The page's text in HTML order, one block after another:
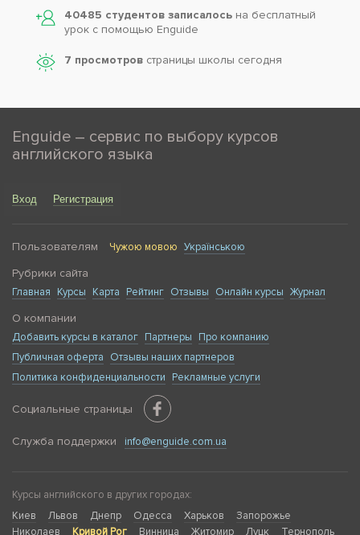
40485 студентов записалось на бесплатный
урок с помощью Enguide
7 просмотров страницы школы сегодня
Enguide – сервис по выбору курсов
английского языка
Вход Регистрация
Пользователям Чужою мовою Українською
Рубрики сайта
Главная Курсы Карта Рейтинг Отзывы Онлайн курсы Журнал
О компании
Добавить курсы в каталог Партнеры
Про компанию
Публичная оферта
Отзывы наших партнеров
Политика конфиденциальности
Рекламные услуги
Социальные страницы
Служба поддержки info@enguide.com.ua
Курсы английского в других городах:
Киев
Львов Днепр Одесса Харьков
Запорожье
Николаев
Кривой Рог Винница Житомир Луцк Тернополь